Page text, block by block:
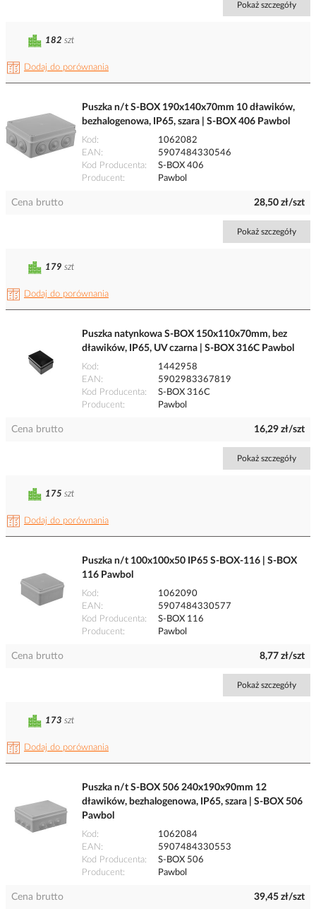
Pokaż szczegóły
Dodaj do porównania
182 szt
Puszka n/t S-BOX 190x140x70mm 10 dławików,
bezhalogenowa, IP65, szara | S-BOX 406 Pawbol
Kod
1062082
EAN
5907484330546
Kod Producenta
S-BOX 406
Producent
Pawbol
Cena brutto 28,50 zł/szt
Pokaż szczegóły
Dodaj do porównania
179 szt
Puszka natynkowa S-BOX 150x110x70mm, bez
dławików, IP65, UV czarna | S-BOX 316C Pawbol
Kod
1442958
EAN
5902983367819
Kod Producenta
S-BOX 316C
Producent
Pawbol
Cena brutto 16,29 zł/szt
Pokaż szczegóły
Dodaj do porównania
175 szt
Puszka n/t 100x100x50 IP65 S-BOX-116 | S-BOX
116 Pawbol
Kod
1062090
EAN
5907484330577
Kod Producenta
S-BOX 116
Producent
Pawbol
Cena brutto 8,77 zł/szt
Pokaż szczegóły
Dodaj do porównania
173 szt
Puszka n/t S-BOX 506 240x190x90mm 12
dławików, bezhalogenowa, IP65, szara | S-BOX 506
Pawbol
Kod
1062084
EAN
5907484330553
Kod Producenta
S-BOX 506
Producent
Pawbol
Cena brutto 39,45 zł/szt